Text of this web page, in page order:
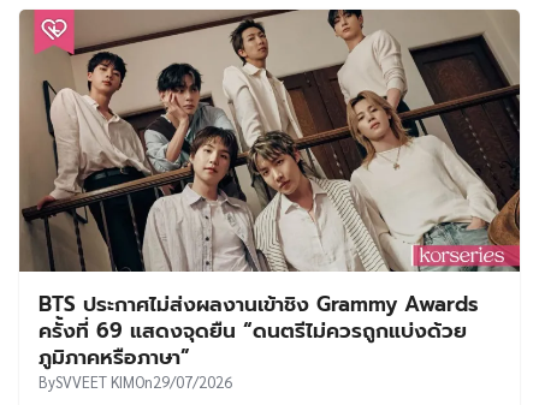
BTS ประกาศไม่ส่งผลงานเข้าชิง Grammy Awards
ครั้งที่ 69 แสดงจุดยืน “ดนตรีไม่ควรถูกแบ่งด้วย
ภูมิภาคหรือภาษา”
BySVVEET KIMOn29/07/2026